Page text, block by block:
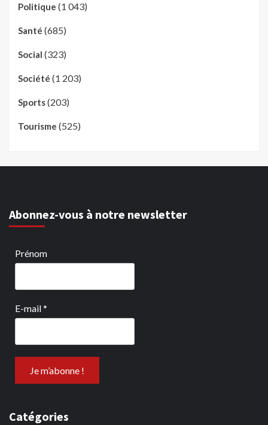
Politique (1 043)
Santé (685)
Social (323)
Société (1 203)
Sports(203)
Tourisme (525)
Abonnez-vous à notre newsletter
Prénom
E-mail*
Catégories